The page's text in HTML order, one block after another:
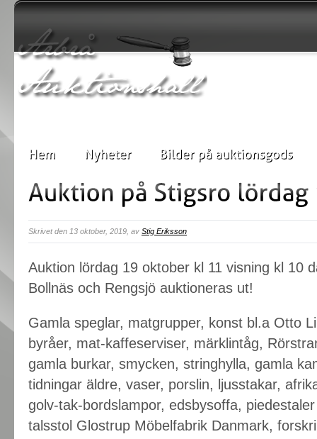
Skrivet den 13 oktober, 2019, av Stig Eriksson
Auktion lördag 19 oktober kl 11‬ visning ‪kl 10‬
Bollnäs och Rengsjö auktioneras ut!
Gamla speglar, matgrupper, konst bl.a Otto
byråer, mat-kaffeserviser, märklintåg,
gamla burkar, smycken, stringhylla, gamla
tidningar äldre, vaser, porslin, ljusstakar,
golv-tak-bordslampor, edsbysoffa,
talsstol Glostrup Möbelfabrik Danmark,